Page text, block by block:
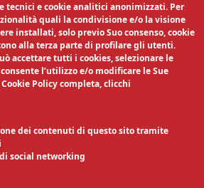
tecnici e cookie analitici anonimizzati. Per
quali la condivisione e/o la visione
installati, solo previo Suo consenso, cookie
alla terza parte di profilare gli utenti.
accettare tutti i cookies, selezionare le
l’utilizzo e/o modificare le Sue
Policy completa, clicchi
dei contenuti di questo sito tramite
social networking